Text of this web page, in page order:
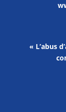
« L’abus